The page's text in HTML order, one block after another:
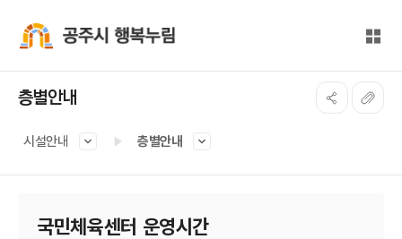
전체
층별안내
시설안내 층별안내
국민체육센터 운영시간